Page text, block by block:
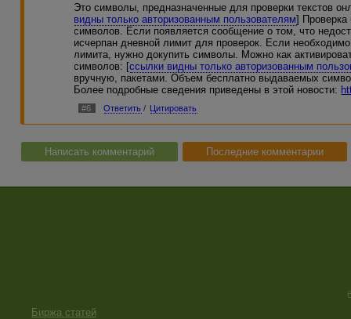
Это символы, предназначенные для проверки текстов
видны только авторизованным пользователям] Проверка
символов. Если появляется сообщение о том, что
исчерпан дневной лимит для проверок. Если
лимита, нужно докупить символы. Можно как
символов: [ссылки видны только авторизованным
вручную, пакетами. Объем бесплатно выдаваемых
Более подробные сведения приведены в этой новости:
#6 Ответить / Цитировать
Написать комментарий Последние комментарии
Биржа статей